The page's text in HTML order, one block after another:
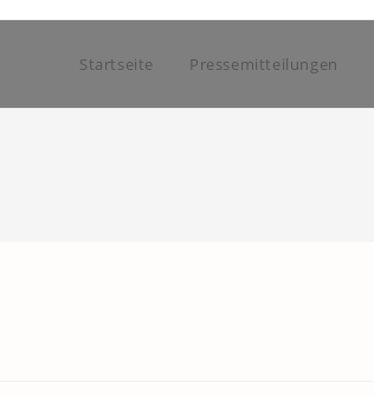
Startseite Pressemitteilungen